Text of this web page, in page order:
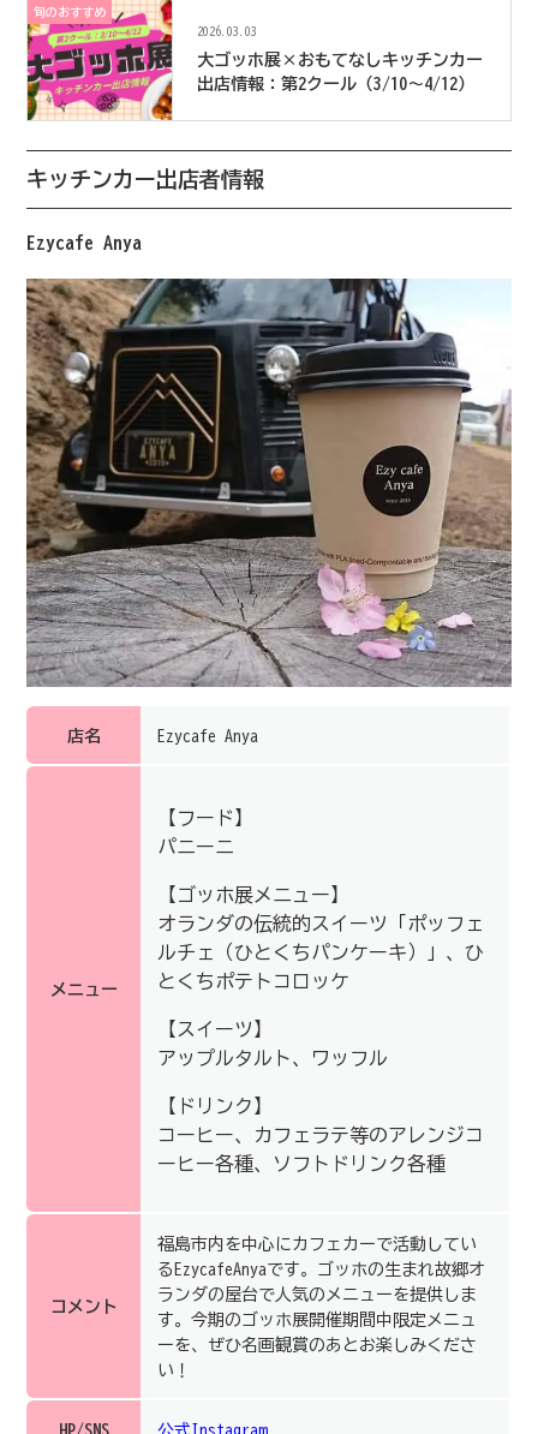
旬のおすすめ
2026.03.03
大ゴッホ展×おもてなしキッチンカー
出店情報：第2クール（3/10〜4/12）
キッチンカー出店者情報
Ezycafe Anya
店名 Ezycafe Anya
メニュー
【フード】
パニーニ
【ゴッホ展メニュー】
オランダの伝統的スイーツ「ポッフェ
ルチェ（ひとくちパンケーキ）」、ひ
とくちポテトコロッケ
【スイーツ】
アップルタルト、ワッフル
【ドリンク】
コーヒー、カフェラテ等のアレンジコ
ーヒー各種、ソフトドリンク各種
コメント
福島市内を中心にカフェカーで活動してい
るEzycafeAnyaです。ゴッホの生まれ故郷オ
ランダの屋台で人気のメニューを提供しま
す。今期のゴッホ展開催期間中限定メニュ
ーを、ぜひ名画観賞のあとお楽しみくださ
い！
HP/SNS 公式Instagram